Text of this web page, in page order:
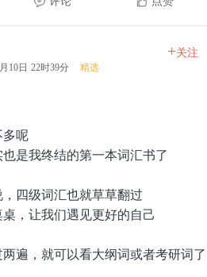
10日 22时39分 精选
+关注
多呢
是我终结的第一本词汇书了
四级词汇也就草草翻过
，让我们遇见更好的自己
遍，就可以看大纲词或者考研词了